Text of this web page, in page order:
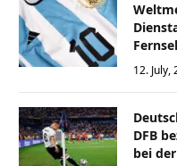
12. July,
DFB
bei